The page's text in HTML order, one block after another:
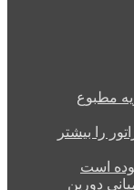
را بیشتر
است
دورین